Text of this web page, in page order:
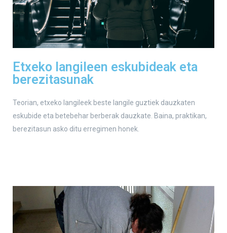
Etxeko langileen eskubideak eta
berezitasunak
Teorian, etxeko langileek beste langile guztiek dauzkaten
eskubide eta betebehar berberak dauzkate. Baina, praktikan,
berezitasun asko ditu erregimen honek.